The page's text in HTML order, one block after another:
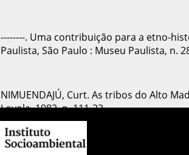
--------. Uma contribuição para a etno-
Paulista, São Paulo : Museu Paulista, n.
NIMUENDAJÚ, Curt. As tribos do Alto
Loyola, 1982. p. 111-22.